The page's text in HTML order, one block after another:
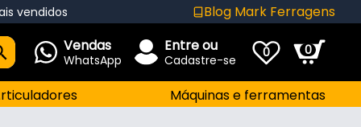
vendidos Blog Mark Ferragens
Vendas
WhatsApp
Entre ou
Cadastre-se 0 0
Máquinas e ferramentas